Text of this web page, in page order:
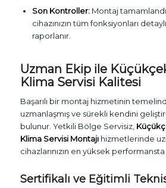
Son Kontroller:Montaj
cihazınızın tüm fonksiyonları
raporlanır.
Uzman Ekip ile
Klima Servisi Kalitesi
Başarılı bir montaj hizmetinin
uzmanlaşmış ve sürekli kendini
bulunur. Yetkili Bölge Servisiz,
Klima Servisi Montajıhizmetlerinde
cihazlarınızın en yüksek performansta
Sertifikalı ve Eğitimli